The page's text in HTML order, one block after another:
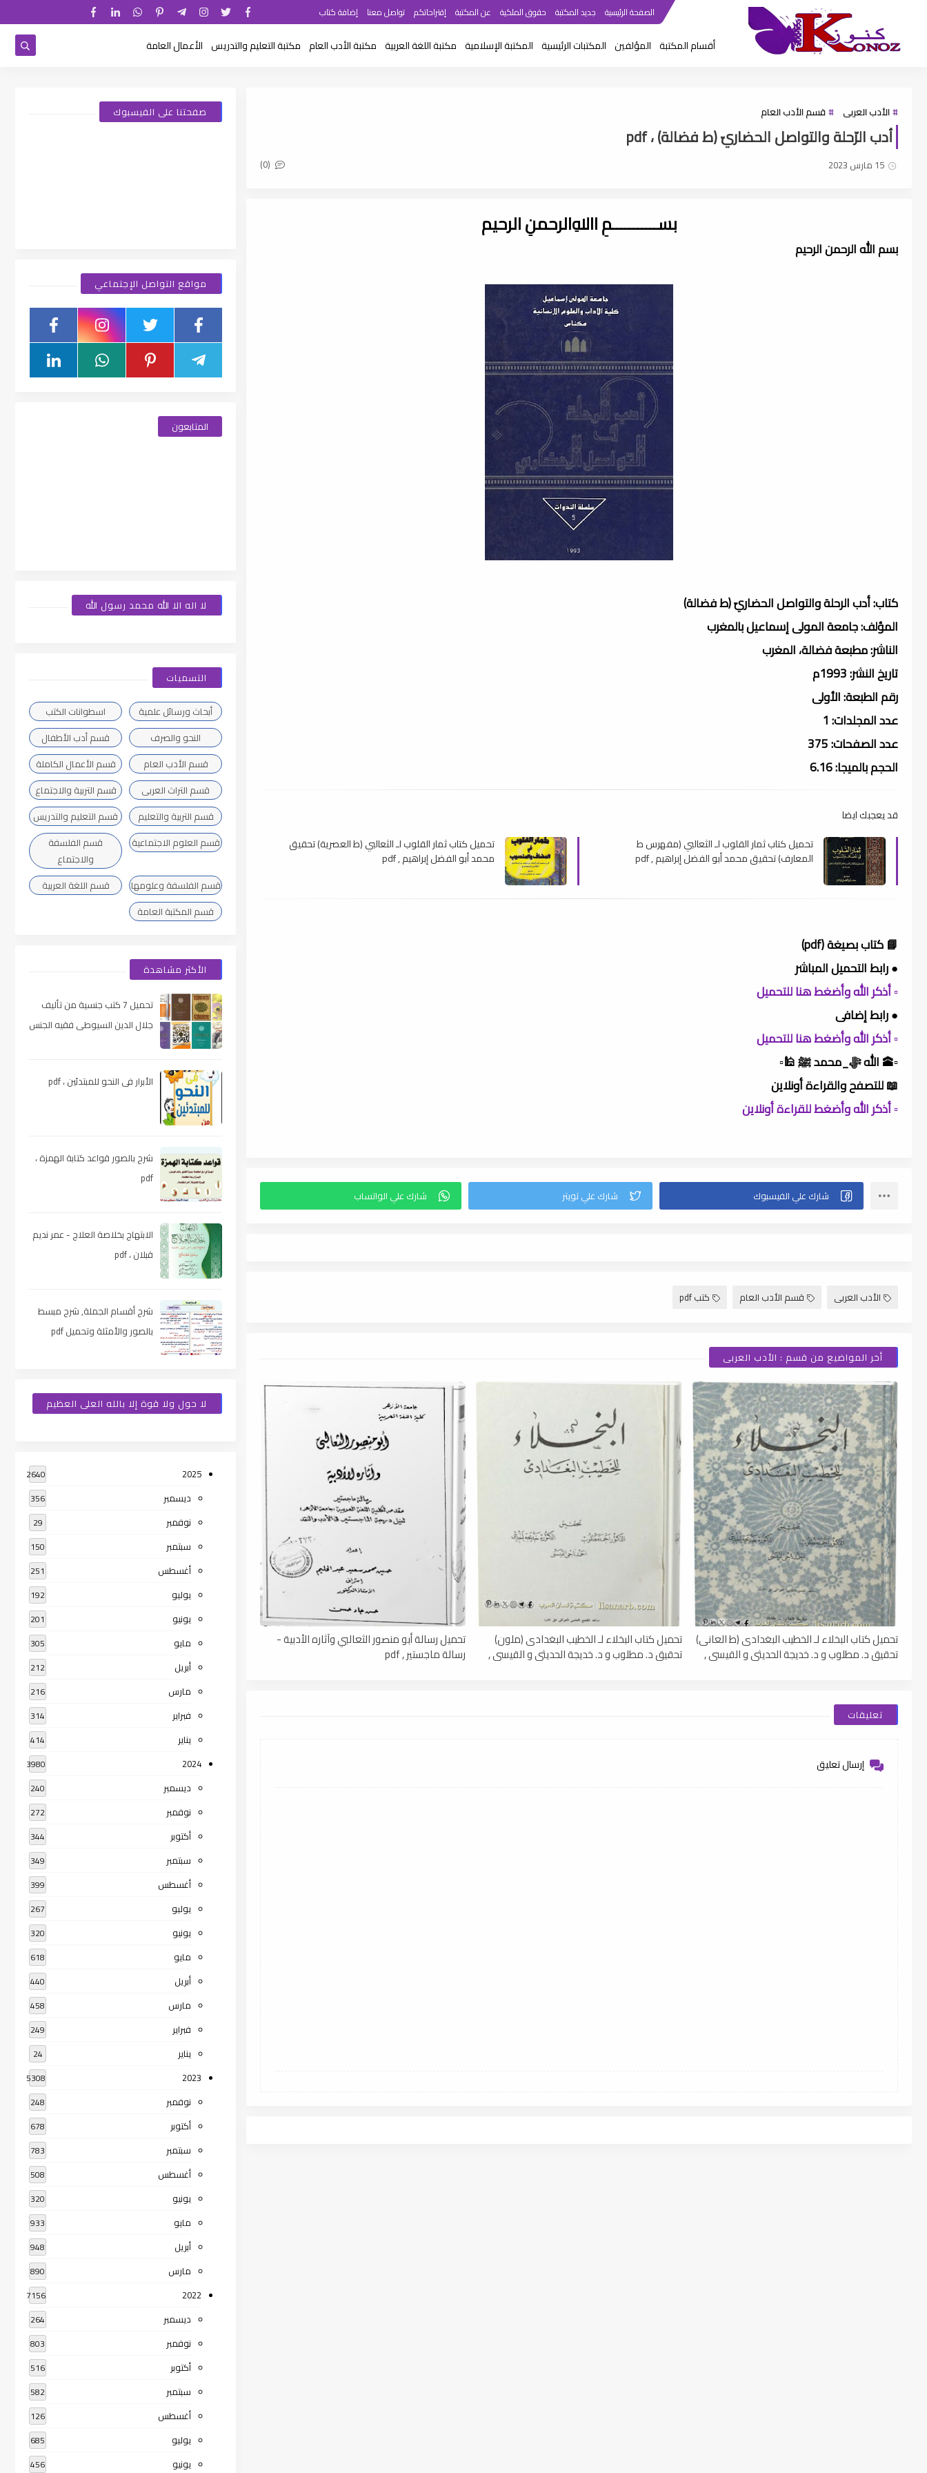
الصفحة الرئيسية جديد المكتبة حقوق الملكية عن المكتبة إقتراحاتكم تواصل معنا إضافة كتاب
أقسام المكتبة المؤلفين المكتبات الرئيسية المكتبة الإسلامية مكتبة اللغة العربية مكتبة الأدب العام مكتبة التعليم والتدريس الأعمال العامة
الأدب العربى قسم الأدب العام
أدب الرّحلة والتواصل الحضاريّ (ط فضالة) ، pdf
15 مارس 2023 (0)
بســـــــــــمِ اﷲِالرحمنِ الرحيم
بسم الله الرحمن الرحيم
كتاب: أدب الرحلة والتواصل الحضاريّ (ط فضالة)
المؤلف: جامعة المولى إسماعيل بالمغرب
الناشر: مطبعة فضالة، المغرب
تاريخ النشر: 1993م
رقم الطبعة: الأولى
عدد المجلدات: 1
عدد الصفحات: 375
الحجم بالميجا: 6.16
قد يعجبك ايضا
تحميل كتاب ثمار القلوب لـ الثعالبي (مفهرس ط
المعارف) تحقيق محمد أبو الفضل إبراهيم , pdf
تحميل كتاب ثمار القلوب لـ الثعالبي (ط العصرية) تحقيق
محمد أبو الفضل إبراهيم , pdf
📘 كتاب بصيغة (pdf)
● رابط التحميل المباشر
▫️ أذكر الله وأضغط هنا للتحميل
● رابط إضافى
▫️ أذكر الله وأضغط هنا للتحميل
▫️🕋 الله ﷻ_محمد ﷺ 🕌▫️
📖 للتصفح والقراءة أونلاين
▫️ أذكر الله وأضغط للقراءة أونلاين
الأدب العربى قسم الأدب العام كتب pdf
أخر المواضيع من قسم : الأدب العربى
تحميل كتاب البخلاء لـ الخطيب البغدادى (ط العانى)
تحقيق د. مطلوب و د. خديجة الحديثى و القيسى ,
تحميل كتاب البخلاء لـ الخطيب البغدادى (ملون)
تحقيق د. مطلوب و د. خديجة الحديثى و القيسى ,
تحميل رسالة أبو منصور الثعالبي وآثاره الأدبية -
رسالة ماجستير , pdf
تعليقات
إرسال تعليق
صفحتنا على الفيسبوك
مواقع التواصل الإجتماعي
المتابعون
لا اله الا الله محمد رسول الله
التسميات
أبحاث ورسائل علمية
اسطوانات الكتب
النحو والصرف
قسم أدب الأطفال
قسم الأدب العام
قسم الأعمال الكاملة
قسم التراث العربى
قسم التربية والاجتماع
قسم التربية والتعليم
قسم التعليم والتدريس
قسم العلوم الاجتماعية
قسم الفلسفة
والاجتماع
قسم الفلسفة وعلومها
قسم اللغة العربية
قسم المكتبة العامة
الأكثر مشاهدة
تحميل 7 كتب جنسية من تأليف
جلال الدين السيوطى فقيه الجنس
الأبرار فى النحو للمبتدئين ، pdf
شرح بالصور قواعد كتابة الهمزة ،
pdf
الابتهاج بخلاصة العلاج - عمر نديم
قبلان ، pdf
شرح أقسام الجملة, شرح مبسط
بالصور والأمثلة وتحميل pdf
لا حول ولا قوة إلا بالله العلى العظيم
2025
2640
ديسمبر 356
نوفمبر 29
سبتمبر 150
أغسطس 251
يوليو 192
يونيو 201
مايو 305
أبريل 212
مارس 216
فبراير 314
يناير 414
2024
3980
ديسمبر 240
نوفمبر 272
أكتوبر 344
سبتمبر 349
أغسطس 399
يوليو 267
يونيو 320
مايو 618
أبريل 440
مارس 458
فبراير 249
يناير 24
2023
5308
نوفمبر 248
أكتوبر 678
سبتمبر 783
أغسطس 508
يونيو 320
مايو 933
أبريل 948
مارس 890
2022
7156
ديسمبر 264
نوفمبر 803
أكتوبر 516
سبتمبر 582
أغسطس 126
يوليو 685
يونيو 456